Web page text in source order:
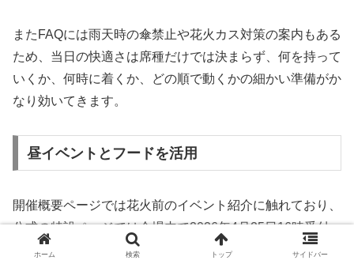
またFAQには雨天時の傘禁止や花火カス対策の案内もある
ため、当日の快適さは席種だけでは決まらず、何を持って
いくか、何時に着くか、どの順で動くかの細かい準備がか
なり効いてきます。
昼イベントとフードを活用
開催概要ページでは花火前のイベント紹介に触れており、
公式の特設ページでは会場内で2026年4月25日16時受付
の国際ティラノサウルスレースまで案内されているため、
ホーム 検索 トップ サイドバー